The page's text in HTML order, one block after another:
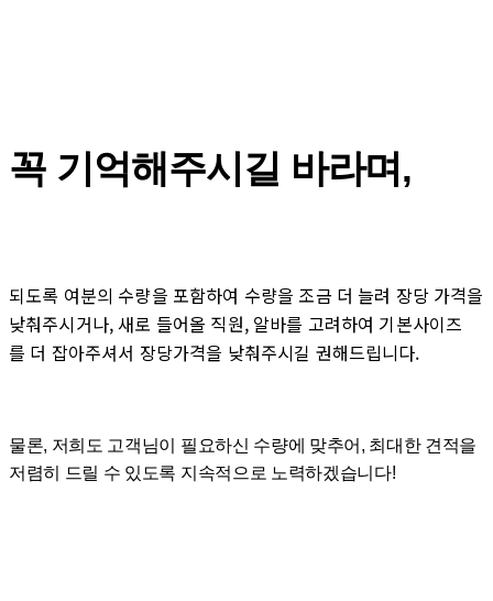
꼭 기억해주시길 바라며,
되도록 여분의 수량을 포함하여 수량을 조금 더 늘려 장당 가격을
낮춰주시거나,새로 들어올 직원, 알바를 고려하여 기본사이즈
를 더 잡아주셔서 장당가격을 낮춰주시길 권해드립니다.
물론, 저희도 고객님이 필요하신 수량에 맞추어, 최대한 견적을
저렴히 드릴 수 있도록 지속적으로 노력하겠습니다!